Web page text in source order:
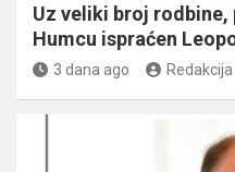
Uz veliki broj
Humcu ispraćen
3 dana ago Redakcija